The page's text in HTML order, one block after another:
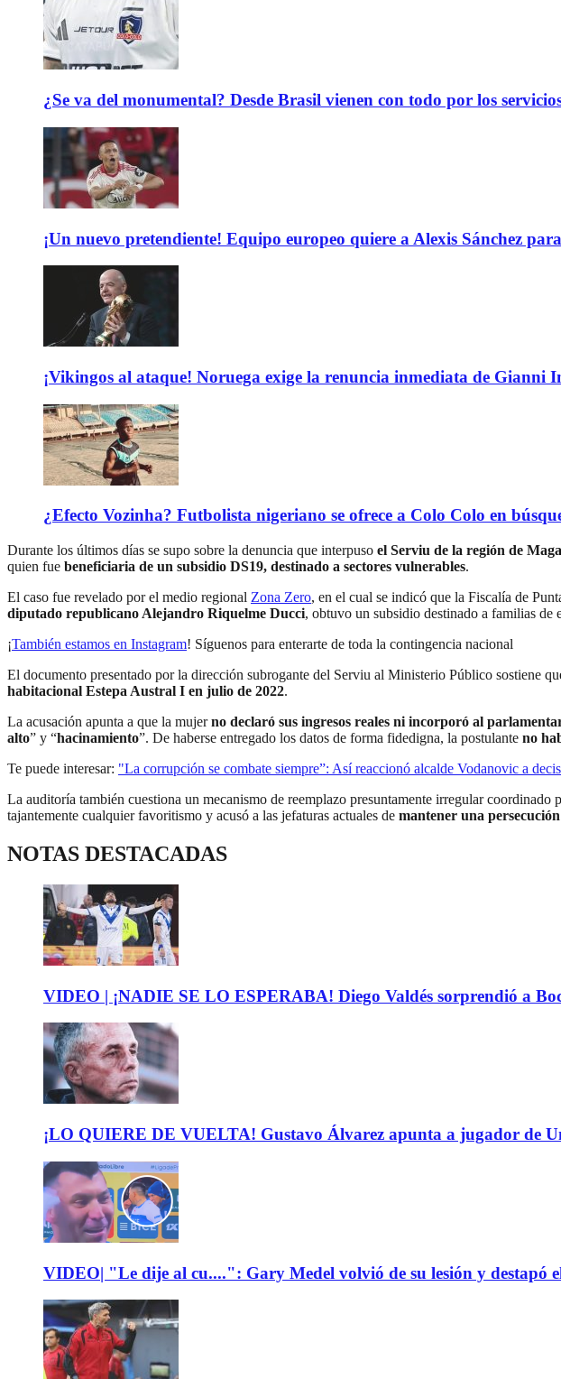
¿Se va del monumental? Desde Brasil vienen con todo por los
¡Un nuevo pretendiente! Equipo europeo quiere a Alexis Sánchez
¡Vikingos al ataque! Noruega exige la renuncia inmediata de Gianni
¿Efecto Vozinha? Futbolista nigeriano se ofrece a Colo Colo en
Durante los últimos días se supo sobre la denuncia que interpuso el Serviu de la región de
quien fue beneficiaria de un subsidio DS19, destinado a sectores vulnerables.
El caso fue revelado por el medio regional Zona Zero, en el cual se indicó que la Fiscalía de
diputado republicano Alejandro Riquelme Ducci, obtuvo un subsidio destinado a familias de
¡También estamos en Instagram! Síguenos para enterarte de toda la contingencia nacional
El documento presentado por la dirección subrogante del Serviu al Ministerio Público sostiene
habitacional Estepa Austral I en julio de 2022.
La acusación apunta a que la mujerno declaró sus ingresos reales ni incorporó al
alto” y “hacinamiento”. De haberse entregado los datos de forma fidedigna, la postulante no
Te puede interesar: "La corrupción se combate siempre”: Así reaccionó alcalde Vodanovic a
La auditoría también cuestiona un mecanismo de reemplazo presuntamente irregular coordinado
tajantemente cualquier favoritismo y acusó a las jefaturas actuales de mantener una
NOTAS DESTACADAS
VIDEO | ¡NADIE SE LO ESPERABA! Diego Valdés sorprendió a
¡LO QUIERE DE VUELTA! Gustavo Álvarez apunta a jugador de
VIDEO| "Le dije al cu....": Gary Medel volvió de su lesión y destapó